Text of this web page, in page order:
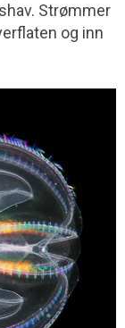
Strømmer
og inn